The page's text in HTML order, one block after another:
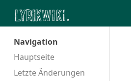
Navigation
Hauptseite
Letzte Änderungen